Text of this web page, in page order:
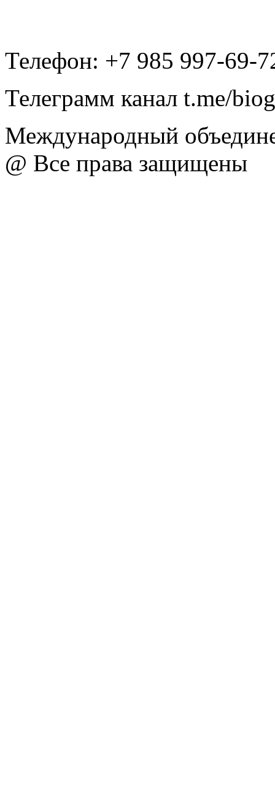
Телефон: +7 985 997-69-
Телеграмм канал t.me/
Международный
@ Все права защищены